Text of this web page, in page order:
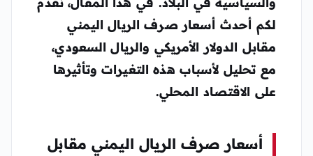
لكم أحدث أسعار صرف الريال اليمني
مقابل الدولار الأمريكي والريال السعودي،
مع تحليل لأسباب هذه التغيرات وتأثيرها
على الاقتصاد المحلي.
أسعار صرف الريال اليمني مقابل